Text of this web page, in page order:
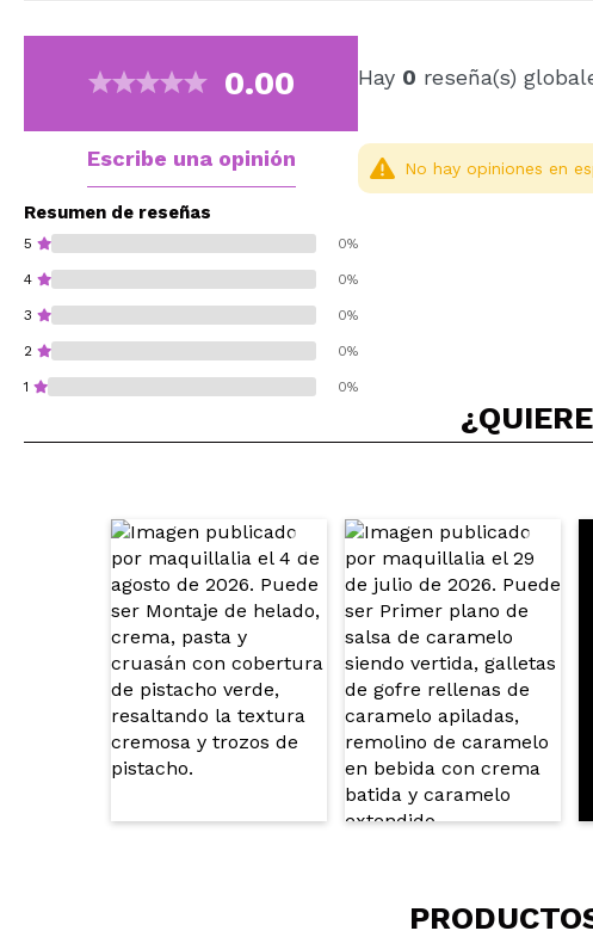
0.00
Escribe una opinión
Resumen de reseñas
5 0%
4 0%
3 0%
2 0%
1 0%
Hay 0 reseña(s)
Tu
¿Recomendarías su
ENVIAR
No hay opiniones en